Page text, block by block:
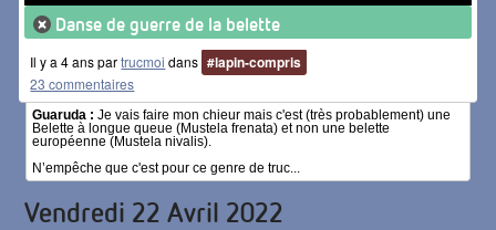
Danse de guerre de la belette
Il y a 4 ans partrucmoi dans #lapin-compris
23 commentaires
Guaruda : Je vais faire mon chieur mais c'est (très probablement) une
Belette à longue queue (Mustela frenata) et non une belette
européenne (Mustela nivalis).
N’empêche que c'est pour ce genre de truc...
Vendredi 22 Avril 2022